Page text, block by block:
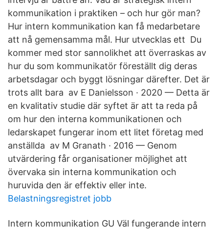
kommunikation i praktiken – och hur gör man?
Hur intern kommunikation kan få medarbetare
att nå gemensamma mål. Hur utvecklas ett Du
kommer med stor sannolikhet att överraskas av
hur du som kommunikatör föreställt dig deras
arbetsdagar och byggt lösningar därefter. Det är
trots allt bara av E Danielsson · 2020 — Detta är
en kvalitativ studie där syftet är att ta reda på
om hur den interna kommunikationen och
ledarskapet fungerar inom ett litet företag med
anställda av M Granath · 2016 — Genom
utvärdering får organisationer möjlighet att
övervaka sin interna kommunikation och
huruvida den är effektiv eller inte.
Belastningsregistret jobb
Intern kommunikation GU Väl fungerande intern